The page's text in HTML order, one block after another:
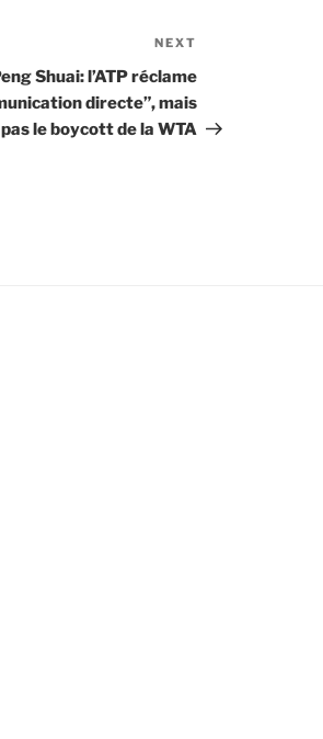
Post
NEXT
Shuai: l’ATP réclame
directe”, mais
le boycott de la WTA